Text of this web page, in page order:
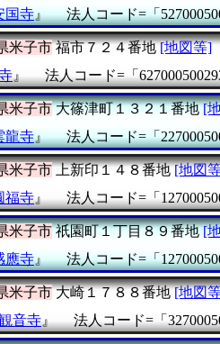
国寺』 法人コード=「
米子市福市７２４番地 [地図等]
』 法人コード=「
米子市大篠津町１３２１番地 [
龍寺』 法人コード=「
米子市上新印１４８番地 [地図
福寺 』 法人コード=「
米子市祇園町１丁目８９番地 [
應寺』 法人コード=「
米子市大崎１７８８番地 [地図
音寺 』 法人コード=「